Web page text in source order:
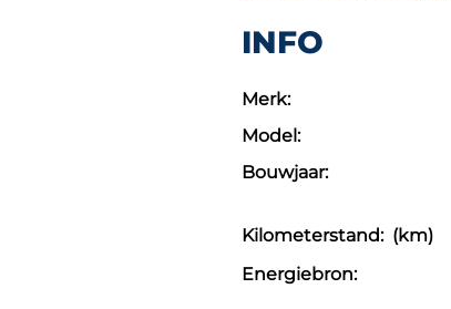
INFO
Merk:
Model:
Bouwjaar:
Kilometerstand: (km)
Energiebron: